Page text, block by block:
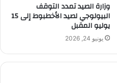
وزارة الصيد تمدد التوقف
البيولوجي لصيد الأخطبوط إلى 15
يوليو المقبل
يونيو 24, 2026